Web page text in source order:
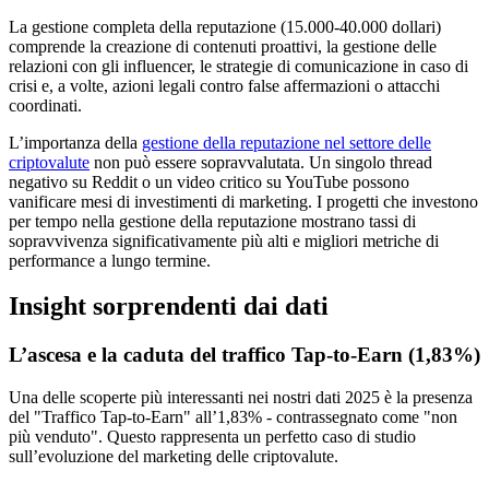
La gestione completa della reputazione (15.000-40.000 dollari)
comprende la creazione di contenuti proattivi, la gestione delle
relazioni con gli influencer, le strategie di comunicazione in caso di
crisi e, a volte, azioni legali contro false affermazioni o attacchi
coordinati.
L’importanza della gestione della reputazione nel settore delle
criptovalute non può essere sopravvalutata. Un singolo thread
negativo su Reddit o un video critico su YouTube possono
vanificare mesi di investimenti di marketing. I progetti che investono
per tempo nella gestione della reputazione mostrano tassi di
sopravvivenza significativamente più alti e migliori metriche di
performance a lungo termine.
Insight sorprendenti dai dati
L’ascesa e la caduta del traffico Tap-to-Earn (1,83%)
Una delle scoperte più interessanti nei nostri dati 2025 è la presenza
del "Traffico Tap-to-Earn" all’1,83% - contrassegnato come "non
più venduto". Questo rappresenta un perfetto caso di studio
sull’evoluzione del marketing delle criptovalute.